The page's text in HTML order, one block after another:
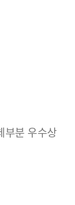
부분 우수상